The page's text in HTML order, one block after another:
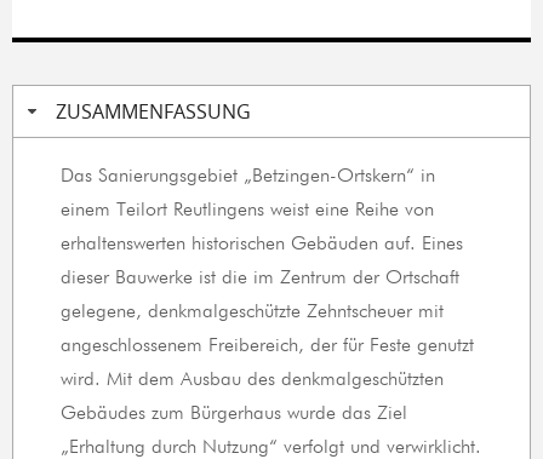
ZUSAMMENFASSUNG
Das Sanierungsgebiet „Betzingen-Ortskern“ in
einem Teilort Reutlingens weist eine Reihe von
erhaltenswerten historischen Gebäuden auf. Eines
dieser Bauwerke ist die im Zentrum der Ortschaft
gelegene, denkmalgeschützte Zehntscheuer mit
angeschlossenem Freibereich, der für Feste genutzt
wird. Mit dem Ausbau des denkmalgeschützten
Gebäudes zum Bürgerhaus wurde das Ziel
„Erhaltung durch Nutzung“ verfolgt und verwirklicht.